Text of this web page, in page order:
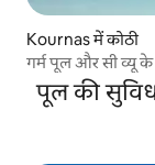
Kournas में कोठी
गर्म पूल और सी व्यू के
पूल की